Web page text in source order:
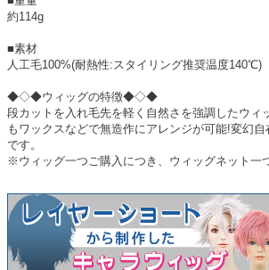
約114g
■素材
人工毛100%(耐熱性:スタイリング推奨温度140℃)
◆◇◆ウィッグの特徴◆◇◆
段カットを入れ毛先を軽く自然さを強調したウィ
もワックスなどで無造作にアレンジが可能!変幻
です。
※ウィッグ一つご購入につき、ウィッグネット一